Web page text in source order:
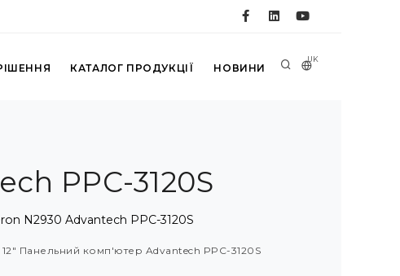
UK
КАТАЛОГ ПРОДУКЦІЇ НОВИНИ
PPC-3120S
N2930 Advantech PPC-3120S
12" Панельний комп'ютер Advantech PPC-3120S